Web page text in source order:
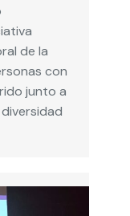
de la
con
junto a